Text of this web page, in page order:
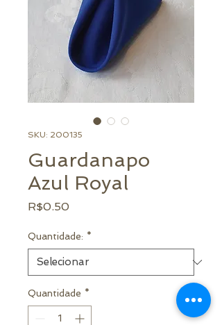
SKU: 200135
Guardanapo
Azul Royal
R$0.50
Quantidade: *
Quantidade *